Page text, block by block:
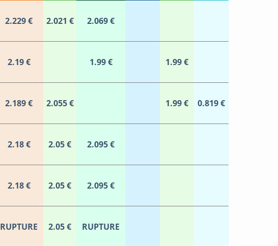
2.229 € 2.021 € 2.069 €
2.19 € 1.99 € 1.99 €
2.189 € 2.055 € 1.99 € 0.819 €
2.18 € 2.05 € 2.095 €
2.18 € 2.05 € 2.095 €
RUPTURE 2.05 € RUPTURE